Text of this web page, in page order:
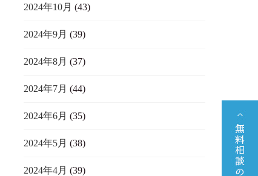
2024年10月 (43)
2024年9月 (39)
2024年8月 (37)
2024年7月 (44)
2024年6月 (35)
2024年5月 (38)
2024年4月 (39)